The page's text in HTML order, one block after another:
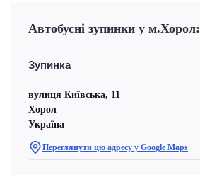
Автобусні зупинки у м.Хорол:
Зупинка
вулиця Київська, 11
Хорол
Україна
Переглянути цю адресу у Google Maps